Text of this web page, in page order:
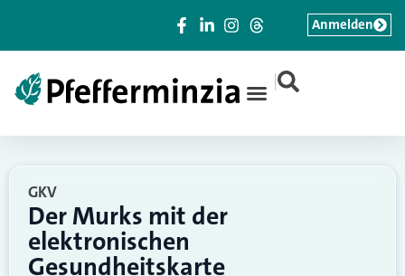
|
Anmelden
GKV
Der Murks mit der
elektronischen
Gesundheitskarte